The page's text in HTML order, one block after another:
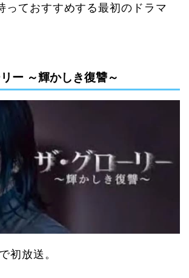
っておすすめする最初のドラマ
ー ～輝かしき復讐～
初放送。